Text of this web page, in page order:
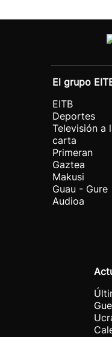
El grupo
EITB
Deportes
Televisión a
carta
Primeran
Gaztea
Makusi
Guau - Gure
Audioa